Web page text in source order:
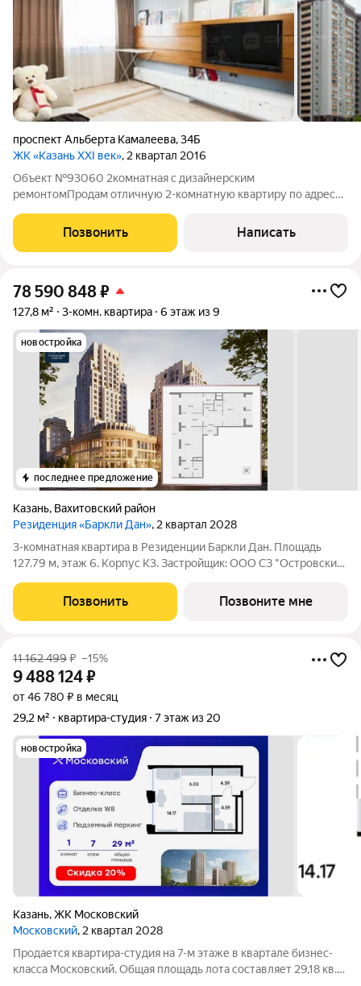
проспект Альберта Камалеева,34Б
ЖК «Казань XXI век», 2 квартал 2016
Объект №93060 2комнатная с дизайнерским
ремонтомПродам отличную 2-комнатную квартиру по адресу:
многим причинам: Отличная планировка, общая площадь
Позвонить Написать
78 590 848₽
127,8 м² 3-комн. квартира 6 этаж из 9
новостройка
последнее предложение
Казань, Вахитовский район
Резиденция «Баркли Дан», 2 квартал 2028
3-комнатная квартира в Резиденции Баркли Дан. Площадь
127.79 м, этаж 6. Корпус К3. Застройщик: ООО СЗ "Островский
возможна ипотека. Квартира в жилом комплексе премиум-
класса «Резиденция ДАН» от
Позвонить Позвоните мне
11 162 499₽ –15%
9 488 124₽
от 46 780 ₽ в месяц
29,2 м²
квартира-студия 7 этаж из 20
новостройка
Казань,ЖК Московский
Московский, 2 квартал 2028
Продается квартира-студия на 7-м этаже в квартале бизнес-
класса Московский. Общая площадь лота составляет 29,18 кв.